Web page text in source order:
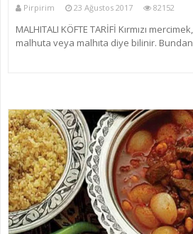
Pirpirim 23 Ağustos 2017 82152
MALHITALI KÖFTE TARİFİ Kırmızı
malhuta veya malhıta diye bilinir.